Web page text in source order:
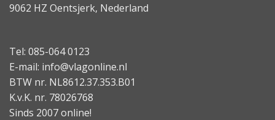
9062 HZ Oentsjerk, Nederland
Tel: 085-064 0123
E-mail: info@vlagonline.nl
BTW nr. NL8612.37.353.B01
K.v.K. nr. 78026768
Sinds 2007 online!